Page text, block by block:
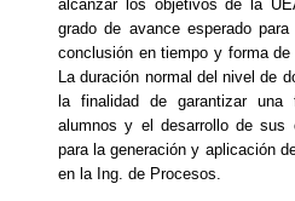
alcanzar los objetivos de la
grado de avance esperado
conclusión en tiempo y forma
La duración normal del nivel de
la finalidad de garantizar una
alumnos y el desarrollo de sus
para la generación y aplicación
en la Ing. de Procesos.